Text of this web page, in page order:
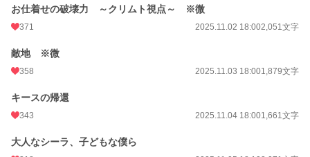
お仕着せの破壊力 ～クリムト視点～ ※微
371 2025.11.02 18:002,051文字
敵地 ※微
358 2025.11.03 18:001,879文字
キースの帰還
343 2025.11.04 18:001,661文字
大人なシーラ、子どもな僕ら